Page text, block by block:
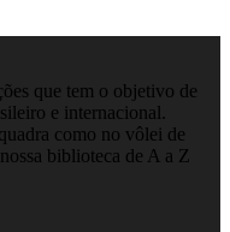
que tem o objetivo de
e internacional.
como no vôlei de
biblioteca de A a Z